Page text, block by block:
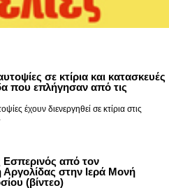
σε κτίρια και κατασκευές
που επλήγησαν από τις
έχουν διενεργηθεί σε κτίρια στις
Εσπερινός από τον
στην Ιερά Μονή
(βίντεο)